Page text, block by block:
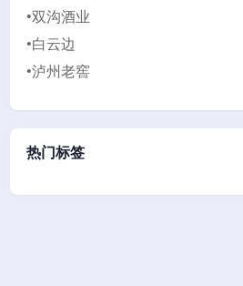
•双沟酒业
•白云边
•泸州老窖
热门标签